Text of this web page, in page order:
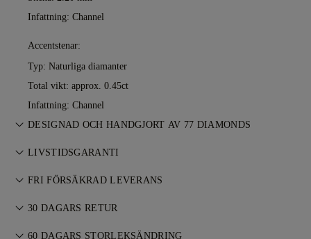
Infattning: Channel
Accentstenar:
Typ: Naturliga diamanter
Total vikt: approx. 0.45ct
Infattning: Channel
DESIGNAD OCH HANDGJORT AV 77 DIAMONDS
Konsten att skapa smycken, förfinad av 77 Diamonds
LIVSTIDSGARANTI
Vid köp hos 77 Diamonds ingår livstidsgaranti mot
Läs mer i våravillkor
FRI FÖRSÄKRAD LEVERANS
Allt porto är gratis, oavsett var du bor. Vi skickar ditt föremål
specialleveransservice, direkt till din ytterdörr. Vi försäkrar alla
30 DAGARS RETUR
Om du inte är helt nöjd kan du returnera eller byta ditt köp
60 DAGARS STORLEKSÄNDRING